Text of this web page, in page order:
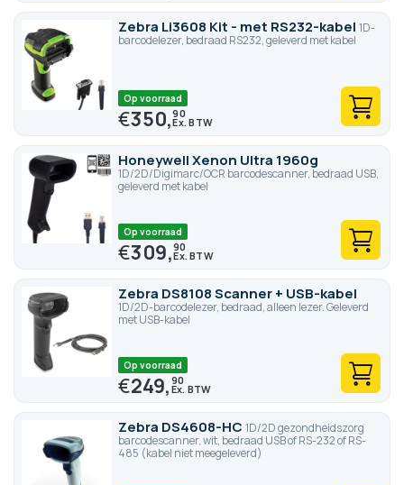
Zebra Li3608 Kit - met RS232-kabel 1D-
barcodelezer, bedraad RS232, geleverd met kabel
Op voorraad
€350,90
Honeywell Xenon Ultra 1960g
1D/2D/Digimarc/OCR barcodescanner, bedraad USB,
geleverd met kabel
Op voorraad
€309,90
Zebra DS8108 Scanner + USB-kabel
1D/2D-barcodelezer, bedraad, alleen lezer. Geleverd
met USB-kabel
Op voorraad
€249,90
Zebra DS4608-HC 1D/2D gezondheidszorg
barcodescanner, wit, bedraad USB of RS-232 of RS-
485 (kabel niet meegeleverd)